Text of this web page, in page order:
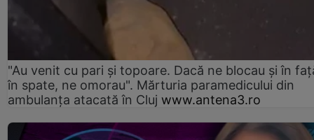
"Au venit cu pari și topoare. Dacă ne blocau şi în
în spate, ne omorau". Mărturia paramedicului din
ambulanţa atacată în Cluj www.antena3.ro